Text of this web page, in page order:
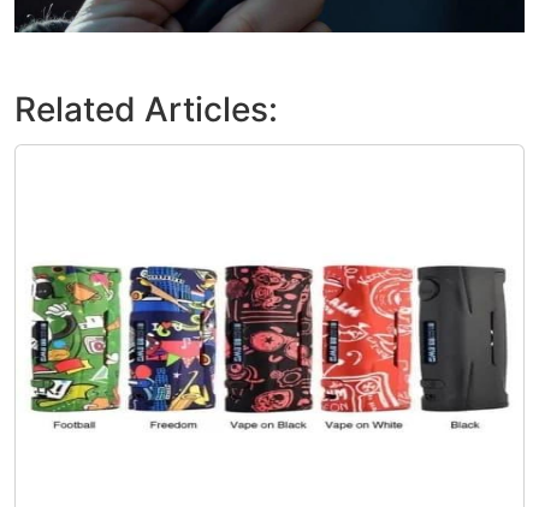
Related Articles: